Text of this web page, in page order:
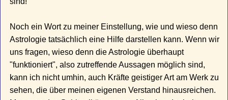
Noch ein Wort zu meiner Einstellung, wie und wieso denn
Astrologie tatsächlich eine Hilfe darstellen kann. Wenn wir
uns fragen, wieso denn die Astrologie überhaupt
"funktioniert", also zutreffende Aussagen möglich sind,
kann ich nicht umhin, auch Kräfte geistiger Art am Werk zu
sehen, die über meinen eigenen Verstand hinausreichen.